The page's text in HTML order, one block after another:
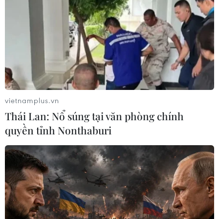
đóng góp cho sự nghiệp phát triển kinh tế-xã
hội của địa phương.
Bày tỏ vinh dự được đại diện lãnh đạo Đảng,
Nhà nước đến thăm, chúc mừng nhân Đại lễ
Phật đản, Hòa thượng Thích Thanh Dũng,
thân và các tăng ni, phật tử luôn tin tưởng vào
Đảng, Nhà nước, Mặt trận Tổ quốc và các cơ
quan, đoàn thể chính trị-xã hội đã tạo mọi điều
kiện thuận lợi để các cơ sở thờ tự phát triển,
tăng ni, phật tử tu hành tốt; đồng thời sẽ tiếp tục
cùng tăng ni, phật tử đoàn kết một lòng, cùng
Đảng, Nhà nước xây dựng và phát triển quê
hương, đất nước ngày càng tươi đẹp, phồn
vietnamplus.vn
Thái Lan: Nổ súng tại văn phòng chính
quyền tỉnh Nonthaburi